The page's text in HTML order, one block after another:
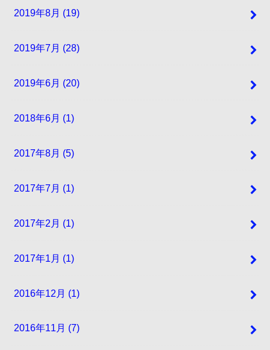
2019年8月 (19)
2019年7月 (28)
2019年6月 (20)
2018年6月 (1)
2017年8月 (5)
2017年7月 (1)
2017年2月 (1)
2017年1月 (1)
2016年12月 (1)
2016年11月 (7)